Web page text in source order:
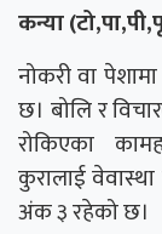
कन्या
नोकरी वा
छ। बोलि र
रोकिएका
कुरालाई
अंक ३ रहेको छ।